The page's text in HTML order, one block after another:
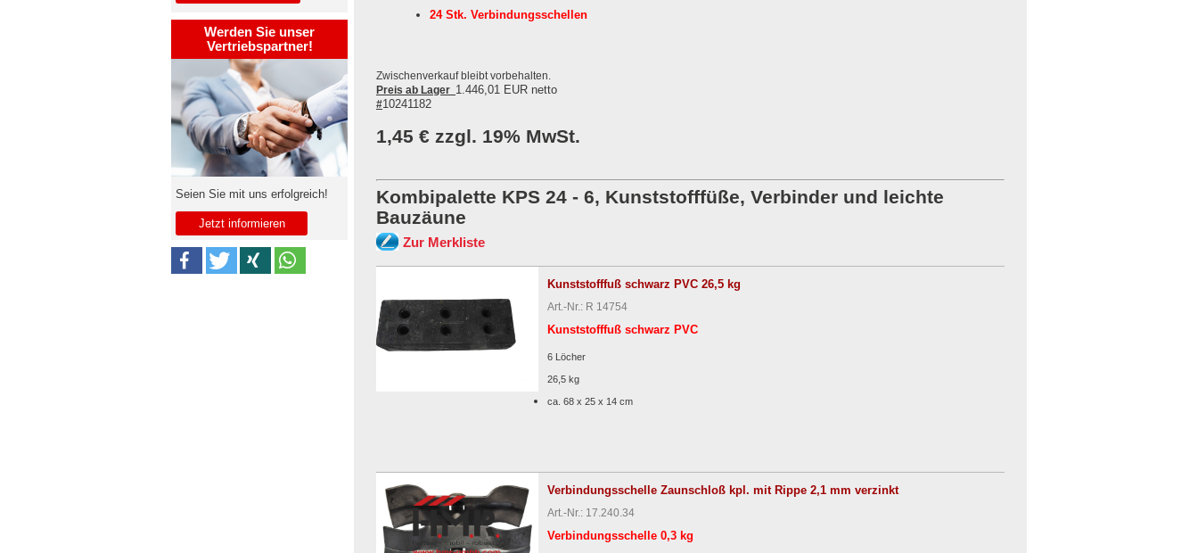
Werden Sie unser
Vertriebspartner!
Seien Sie mit uns erfolgreich!
Jetzt informieren
24 Stk. Verbindungsschellen
Zwischenverkauf bleibt vorbehalten.
Preis ab Lager 1.446,01 EUR netto
#10241182
1,45 € zzgl. 19% MwSt.
Kombipalette KPS 24 - 6, Kunststofffüße, Verbinder und leichte
Bauzäune
Zur Merkliste
Kunststofffuß schwarz PVC 26,5 kg
Art.-Nr.: R 14754
Kunststofffuß schwarz PVC
6 Löcher
26,5 kg
ca. 68 x 25 x 14 cm
Verbindungsschelle Zaunschloß kpl. mit Rippe 2,1 mm verzinkt
Art.-Nr.: 17.240.34
Verbindungsschelle 0,3 kg